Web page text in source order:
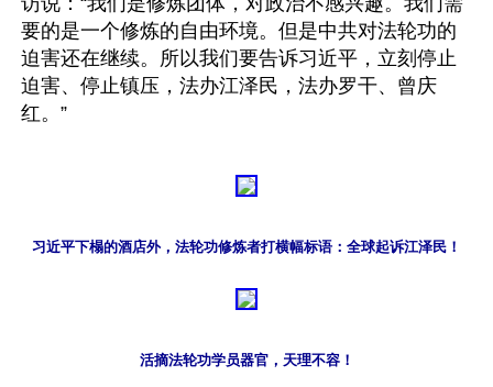
要的是一个修炼的自由环境。但是中共对法轮功的
迫害还在继续。所以我们要告诉习近平，立刻停止
迫害、停止镇压，法办江泽民，法办罗干、曾庆
习近平下榻的酒店外，法轮功修炼者打横幅标语：全球起诉江泽民！
活摘法轮功学员器官，天理不容！